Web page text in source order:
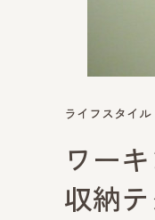
ライフスタイル
ワー
収納テ